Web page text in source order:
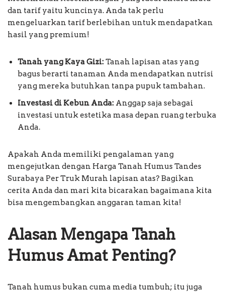
dan tarif yaitu kuncinya. Anda tak perlu
mengeluarkan tarif berlebihan untuk mendapatkan
hasil yang premium!
Tanah yang Kaya Gizi:Tanah lapisan atas yang
bagus berarti tanaman Anda mendapatkan nutrisi
yang mereka butuhkan tanpa pupuk tambahan.
Investasi di Kebun Anda: Anggap saja sebagai
investasi untuk estetika masa depan ruang terbuka
Anda.
Apakah Anda memiliki pengalaman yang
mengejutkan dengan Harga Tanah Humus Tandes
Surabaya Per Truk Murah lapisan atas? Bagikan
cerita Anda dan mari kita bicarakan bagaimana kita
bisa mengembangkan anggaran taman kita!
Alasan Mengapa Tanah
Humus Amat Penting?
Tanah humus bukan cuma media tumbuh; itu juga